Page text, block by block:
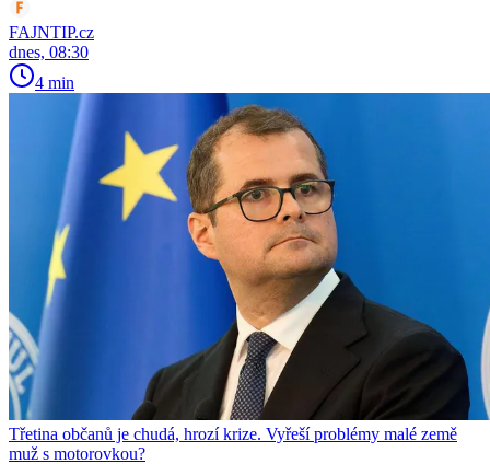
FAJNTIP.cz
dnes, 08:30
4 min
Třetina občanů je chudá, hrozí krize. Vyřeší problémy malé země
muž s motorovkou?